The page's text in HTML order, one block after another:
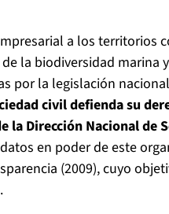
a los territorios
la biodiversidad marina
por la legislación
civil defienda su
Dirección Nacional de
en poder de este
(2009), cuyo